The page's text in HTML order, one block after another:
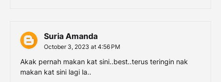
Suria Amanda
October 3, 2023 at 4:56 PM
Akak pernah makan kat sini..best..terus teringin nak
makan kat sini lagi la..